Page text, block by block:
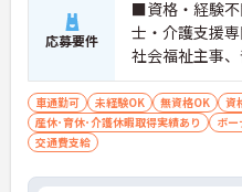
応募要件
■資格・経験
士・介護支援
社会福祉主事
ば尚可 ※ブラ
ができれば尚良
します）
車通勤可 未経験OK 無資格OK 資
産休･育休･介護休暇取得実績あり
ボー
交通費支給